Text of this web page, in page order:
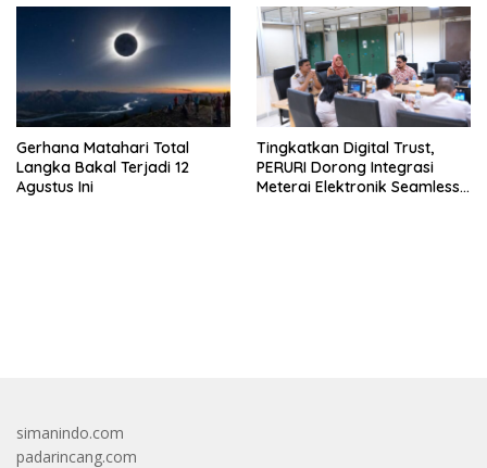
Gerhana Matahari Total
Langka Bakal Terjadi 12
Agustus Ini
Tingkatkan Digital Trust,
PERURI Dorong Integrasi
Meterai Elektronik Seamless
simanindo.com
padarincang.com